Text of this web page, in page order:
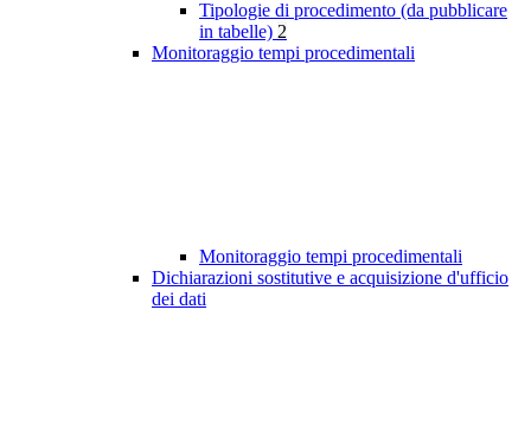
Tipologie di procedimento (da pubblicare
in tabelle) 2
Monitoraggio tempi procedimentali
Monitoraggio tempi procedimentali
Dichiarazioni sostitutive e acquisizione d'ufficio
dei dati